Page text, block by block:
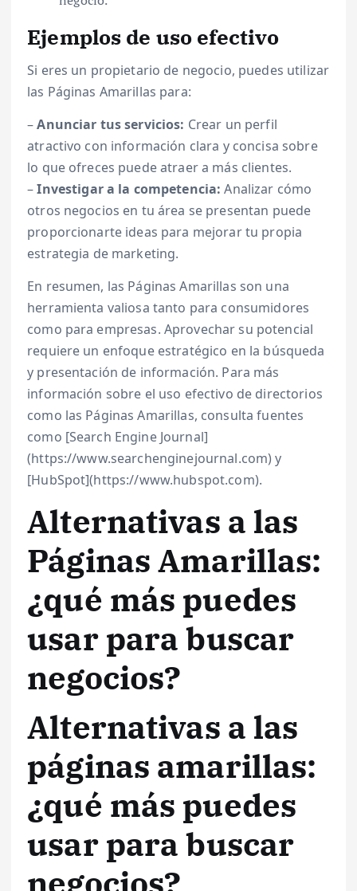
Ejemplos de uso efectivo
Si eres un propietario de negocio, puedes utilizar
las Páginas Amarillas para:
–Anunciar tus servicios: Crear un perfil
atractivo con información clara y concisa sobre
lo que ofreces puede atraer a más clientes.
–Investigar a la competencia: Analizar cómo
otros negocios en tu área se presentan puede
proporcionarte ideas para mejorar tu propia
estrategia de marketing.
En resumen, las Páginas Amarillas son una
herramienta valiosa tanto para consumidores
como para empresas. Aprovechar su potencial
requiere un enfoque estratégico en la búsqueda
y presentación de información. Para más
información sobre el uso efectivo de directorios
como las Páginas Amarillas, consulta fuentes
como [Search Engine Journal]
(https://www.searchenginejournal.com) y
[HubSpot](https://www.hubspot.com).
Alternativas a las
Páginas Amarillas:
¿qué más puedes
usar para buscar
negocios?
Alternativas a las
páginas amarillas:
¿qué más puedes
usar para buscar